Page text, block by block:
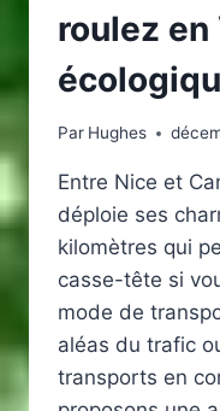
roulez en
Par Hughes
Entre Nice et
déploie ses
kilomètres qui
casse-tête si
mode de
aléas du trafic
transports en